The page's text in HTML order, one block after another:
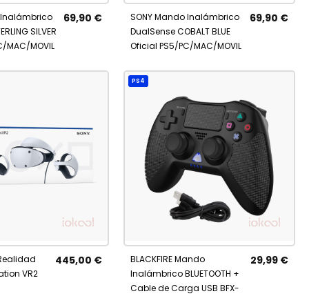
Inalámbrico
SILVER
MAC/MOVIL
69,90 €
SONY Mando Inalámbrico
DualSense COBALT BLUE
Oficial PS5/PC/MAC/MOVIL
69,90 €
A
FAVORITOS
VR2
445,00 €
PS4
BLACKFIRE Mando
Inalámbrico BLUETOOTH +
Cable de Carga USB BFX-
29,99 €
A
FAVORITOS